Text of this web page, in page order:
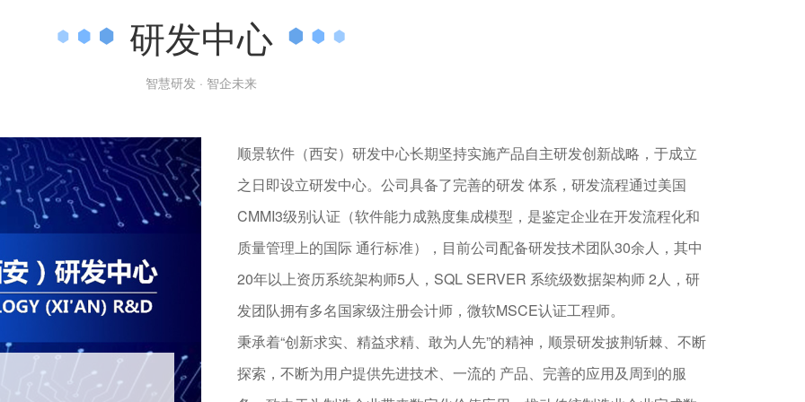
研发中心
智慧研发 · 智企未来
研发中心
顺景软件（西安）研发中心长期坚持实施产品自主研发创新战略，于成立
之日即设立研发中心。公司具备了完善的研发 体系，研发流程通过美国
CMMI3级别认证（软件能力成熟度集成模型，是鉴定企业在开发流程化和
质量管理上的国际 通行标准），目前公司配备研发技术团队30余人，其中
20年以上资历系统架构师5人，SQL SERVER 系统级数据架构师 2人，研
发团队拥有多名国家级注册会计师，微软MSCE认证工程师。
秉承着“创新求实、精益求精、敢为人先”的精神，顺景研发披荆斩棘、不断
探索，不断为用户提供先进技术、一流的 产品、完善的应用及周到的服